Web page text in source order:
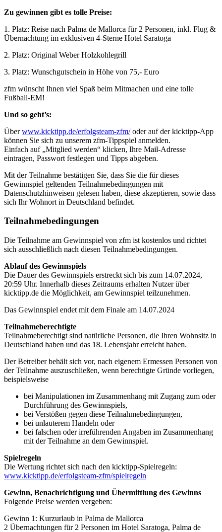
Zu gewinnen gibt es tolle Preise:
1. Platz: Reise nach Palma de Mallorca für 2 Personen, inkl. Flug &
Übernachtung im exklusiven 4-Sterne Hotel Saratoga
2. Platz: Original Weber Holzkohlegrill
3. Platz: Wunschgutschein in Höhe von 75,- Euro
zfm wünscht Ihnen viel Spaß beim Mitmachen und eine tolle
Fußball-EM!
Und so geht’s:
Überwww.kicktipp.de/erfolgsteam-zfm/oder auf der kicktipp-App
können Sie sich zu unserem zfm-Tippspiel anmelden.
Einfach auf „Mitglied werden“ klicken, Ihre Mail-Adresse
eintragen, Passwort festlegen und Tipps abgeben.
Mit der Teilnahme bestätigen Sie, dass Sie die für dieses
Gewinnspiel geltenden Teilnahmebedingungen mit
Datenschutzhinweisen gelesen haben, diese akzeptieren, sowie dass
sich Ihr Wohnort in Deutschland befindet.
Teilnahmebedingungen
Die Teilnahme am Gewinnspiel von zfm ist kostenlos und richtet
sich ausschließlich nach diesen Teilnahmebedingungen.
Ablauf des Gewinnspiels
Die Dauer des Gewinnspiels erstreckt sich bis zum 14.07.2024,
20:59 Uhr. Innerhalb dieses Zeitraums erhalten Nutzer über
kicktipp.de die Möglichkeit, am Gewinnspiel teilzunehmen.
Das Gewinnspiel endet mit dem Finale am 14.07.2024
Teilnahmeberechtigte
Teilnahmeberechtigt sind natürliche Personen, die Ihren Wohnsitz in
Deutschland haben und das 18. Lebensjahr erreicht haben.
Der Betreiber behält sich vor, nach eigenem Ermessen Personen von
der Teilnahme auszuschließen, wenn berechtigte Gründe vorliegen,
beispielsweise
bei Manipulationen im Zusammenhang mit Zugang zum oder
Durchführung des Gewinnspiels,
bei Verstößen gegen diese Teilnahmebedingungen,
bei unlauterem Handeln oder
bei falschen oder irreführenden Angaben im Zusammenhang
mit der Teilnahme an dem Gewinnspiel.
Spielregeln
Die Wertung richtet sich nach den kicktipp-Spielregeln:
www.kicktipp.de/erfolgsteam-zfm/spielregeln
Gewinn, Benachrichtigung und Übermittlung des Gewinns
Folgende Preise werden vergeben:
Gewinn 1: Kurzurlaub in Palma de Mallorca
2 Übernachtungen für 2 Personen im Hotel Saratoga, Palma de